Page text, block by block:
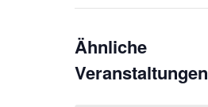
Ähnliche
Veranstaltungen